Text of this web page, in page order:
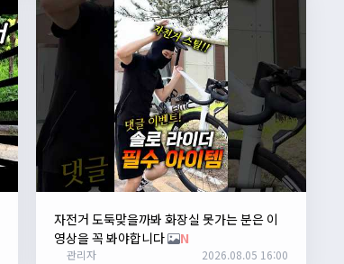
자전거 도둑맞을까봐 화장실 못가는 분은 이
영상을 꼭 봐야합니다
N
관리자 2026.08.05 16:00